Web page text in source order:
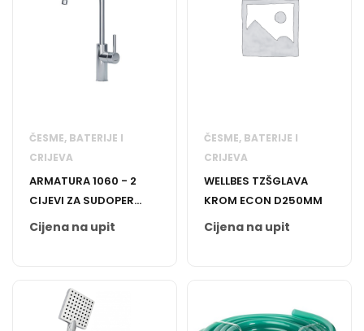
ČESME, BATERIJE I
CRIJEVA
ARMATURA 1060 - 2
CIJEVI ZA SUDOPER
INOX
Cijena na upit
ČESME, BATERIJE I
CRIJEVA
WELLBES TZŠGLAVA
KROM ECON D250MM
Cijena na upit